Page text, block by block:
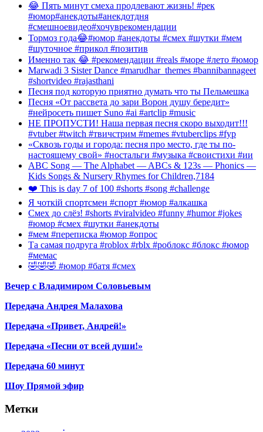
😂 Пять минут смеха продлевают жизнь! #рек
#юмор#анекдоты#анекдотдня
#смешноевидео#хочуврекомендации
Тормоз года😂#юмор #анекдоты #смех #шутки #мем
#шуточное #прикол #позитив
Именно так 😂 #рекомендации #reals #море #лето #юмор
Marwadi 3 Sister Dance #marudhar_themes #bannibannageet
#shortvideo #rajasthani
Песня под которую приятно думать что ты Пельмешка
Песня «От рассвета до зари Ворон душу бередит»
#нейросеть пишет Suno #ai #artclip #music
НЕ ПРОПУСТИ! Наша первая песня скоро выходит!!!
#vtuber #twitch #твичстрим #memes #vtuberclips #fyp
«Сквозь годы и города: песня про место, где ты по-
настоящему свой» #ностальги #музыка #своистихи #ии
ABC Song — The Alphabet — ABCs & 123s — Phonics —
Kids Songs & Nursery Rhymes for Children,7184
❤️ This is day 7 of 100 #shorts #song #challenge
Я чоткій спортсмен #спорт #юмор #алкашка
Смех до слёз! #shorts #viralvideo #funny #humor #jokes
#юмор #смех #шутки #анекдоты
#мем #переписка #юмор #опрос
Та самая подруга #roblox #rblx #роблокс #блокс #юмор
#мемас
🤣🤣🤣 #юмор #батя #смех
Вечер с Владимиром Соловьевым
Передача Андрея Малахова
Передача «Привет, Андрей!»
Передача «Песни от всей души!»
Передача 60 минут
Шоу Прямой эфир
Метки